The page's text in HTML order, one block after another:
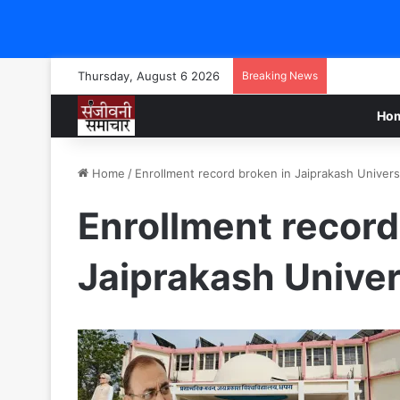
Thursday, August 6 2026 Breaking News
Home / Enrollment record broken in Jaiprakash
Enrollment
Jaiprakash